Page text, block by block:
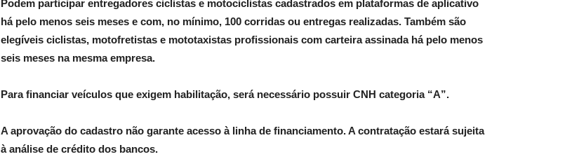
Podem participar entregadores ciclistas e motociclistas cadastrados em plataformas de aplicativo
há pelo menos seis meses e com, no mínimo, 100 corridas ou entregas realizadas. Também são
elegíveis ciclistas, motofretistas e mototaxistas profissionais com carteira assinada há pelo menos
seis meses na mesma empresa.
Para financiar veículos que exigem habilitação, será necessário possuir CNH categoria “A”.
A aprovação do cadastro não garante acesso à linha de financiamento. A contratação estará sujeita
à análise de crédito dos bancos.